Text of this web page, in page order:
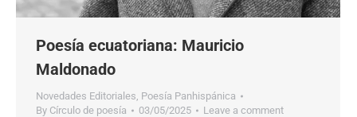
Poesía ecuatoriana: Mauricio
Maldonado
Novedades Editoriales, Poesía Panhispánica
By Círculo de poesía 03/05/2025 Leave a comment